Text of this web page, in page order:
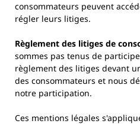
consommateurs peuvent
régler leurs litiges.
Règlement des litiges de
sommes pas tenus de
règlement des litiges devant
des consommateurs et nous
notre participation.
Ces mentions légales